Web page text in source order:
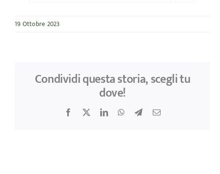
19 Ottobre 2023
Condividi questa storia, scegli tu
dove!
Facebook
X LinkedInWhatsApp
TelegramEmail